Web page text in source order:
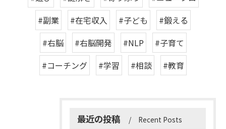
#副業
#在宅収入 #子ども
#鍛える
#右脳
#右脳開発 #NLP
#子育て
#コーチング
#学習 #相談 #教育
最近の投稿 Recent Posts